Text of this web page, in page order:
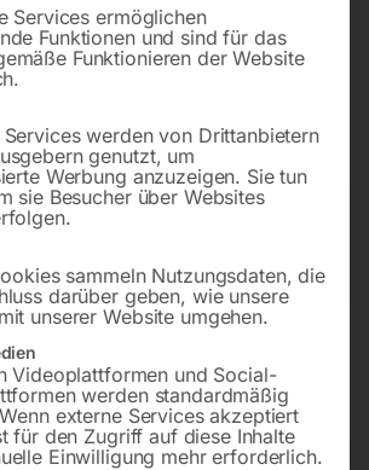
HAND DRY CUTTER 8320
(Österreich):
Die Versandkosten gelten für Österreich.
abweichen.
Services ermöglichen
Funktionen und sind für das
Funktionieren der Website
werden von Drittanbietern
genutzt, um
Werbung anzuzeigen. Sie tun
sie Besucher über Websites
sammeln Nutzungsdaten, die
darüber geben, wie unsere
unserer Website umgehen.
Videoplattformen und Social-
werden standardmäßig
externe Services akzeptiert
für den Zugriff auf diese Inhalte
Einwilligung mehr erforderlich.